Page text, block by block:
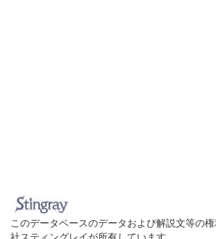
このデータベースのデータおよび解説文等の